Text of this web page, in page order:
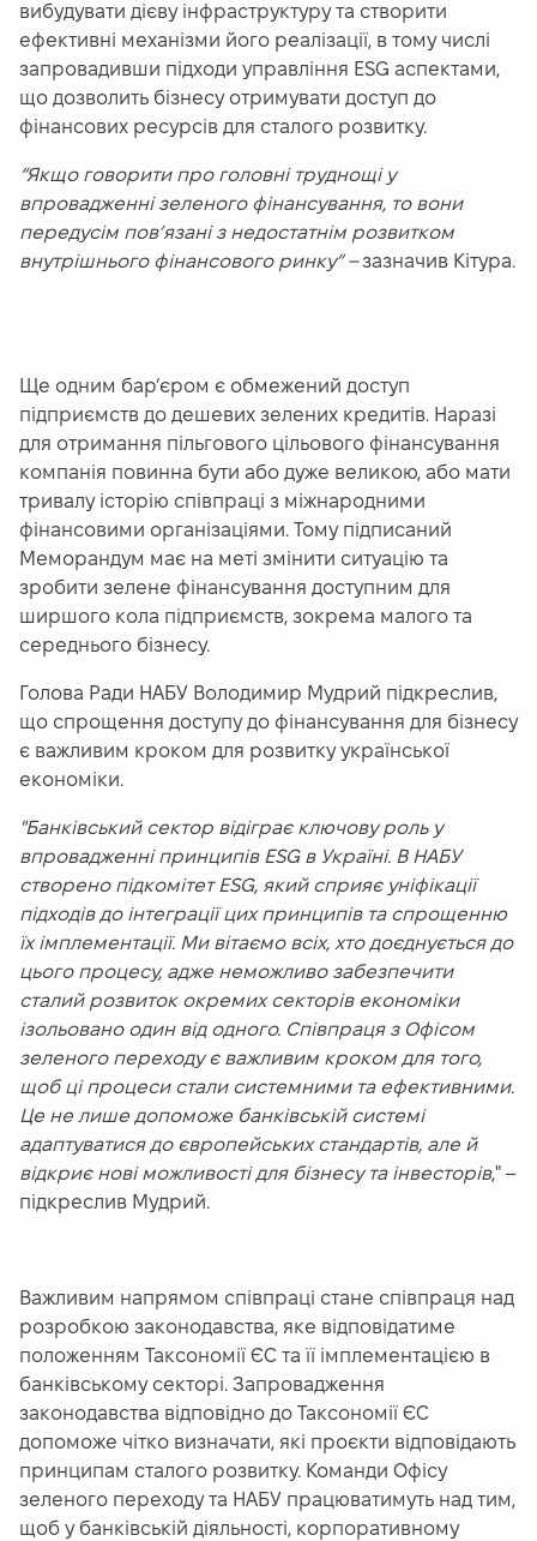
вибудувати дієву інфраструктуру та створити
ефективні механізми його реалізації, в тому числі
запровадивши підходи управління ESG аспектами,
що дозволить бізнесу отримувати доступ до
фінансових ресурсів для сталого розвитку.
“Якщо говорити про головні труднощі у
впровадженні зеленого фінансування, то вони
передусім пов’язані з недостатнім розвитком
внутрішнього фінансового ринку” –зазначив Кітура.
Ще одним бар’єром є обмежений доступ
підприємств до дешевих зелених кредитів. Наразі
для отримання пільгового цільового фінансування
компанія повинна бути або дуже великою, або мати
тривалу історію співпраці з міжнародними
фінансовими організаціями. Тому підписаний
Меморандум має на меті змінити ситуацію та
зробити зелене фінансування доступним для
ширшого кола підприємств, зокрема малого та
середнього бізнесу.
Голова Ради НАБУ Володимир Мудрий підкреслив,
що спрощення доступу до фінансування для бізнесу
є важливим кроком для розвитку української
економіки.
"Банківський сектор відіграє ключову роль у
впровадженні принципів ESG в Україні. В НАБУ
створено підкомітет ESG, який сприяє уніфікації
підходів до інтеграції цих принципів та спрощенню
їх імплементації. Ми вітаємо всіх, хто доєднується до
цього процесу, адже неможливо забезпечити
сталий розвиток окремих секторів економіки
ізольовано один від одного. Співпраця з Офісом
зеленого переходу є важливим кроком для того,
щоб ці процеси стали системними та ефективними.
Це не лише допоможе банківській системі
адаптуватися до європейських стандартів, але й
відкриє нові можливості для бізнесу та інвесторів," –
підкреслив Мудрий.
Важливим напрямом співпраці стане співпраця над
розробкою законодавства, яке відповідатиме
положенням Таксономії ЄС та її імплементацією в
банківському секторі. Запровадження
законодавства відповідно до Таксономії ЄС
допоможе чітко визначати, які проєкти відповідають
принципам сталого розвитку. Команди Офісу
зеленого переходу та НАБУ працюватимуть над тим,
щоб у банківській діяльності, корпоративному